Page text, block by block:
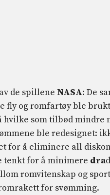
de spillene NASA: De
og romfartøy ble
som tilbød mindre
ble redesignet:
for å eliminere all
tenkt for å minimere dra
romvitenskap og
for svømming.